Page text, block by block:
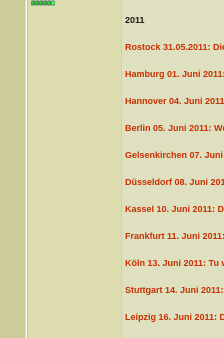
2011
Rostock 31.05.2011:
Hamburg 01. Juni
Hannover 04. Juni
Berlin 05. Juni 2011:
Gelsenkirchen 07.
Düsseldorf 08. Juni
Kassel 10. Juni 2011:
Frankfurt 11. Juni
Köln 13. Juni 2011:
Stuttgart 14. Juni
Leipzig 16. Juni 2011: